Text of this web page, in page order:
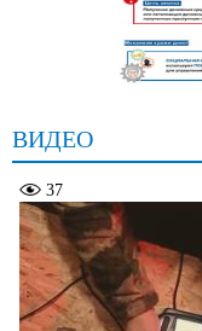
ВИДЕО
37